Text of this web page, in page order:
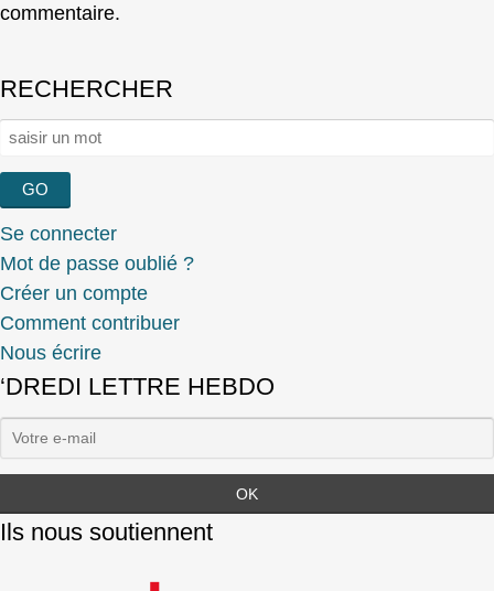
commentaire.
RECHERCHER
Rechercher :
Se connecter
Mot de passe oublié ?
Créer un compte
Comment contribuer
Nous écrire
‘DREDI LETTRE HEBDO
Ils nous soutiennent